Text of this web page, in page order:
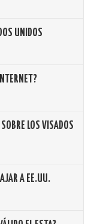
UNIDOS
SOBRE LOS VISADOS
A EE.UU.